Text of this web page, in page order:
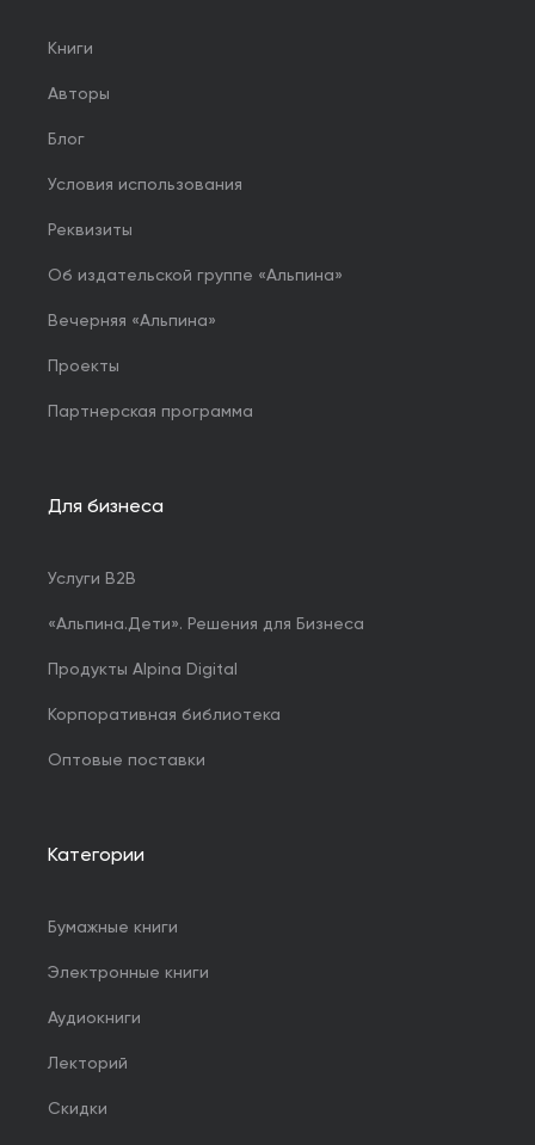
Книги
Авторы
Блог
Условия использования
Реквизиты
Об издательской группе «Альпина»
Вечерняя «Альпина»
Проекты
Партнерская программа
Для бизнеса
Услуги B2B
«Альпина.Дети». Решения для Бизнеса
Продукты Alpina Digital
Корпоративная библиотека
Оптовые поставки
Категории
Бумажные книги
Электронные книги
Аудиокниги
Лекторий
Скидки